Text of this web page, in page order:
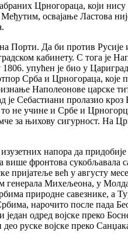
Црногораца, који
освајање Ластова
Порти. Да би против
кабинету. С тога је
упућен је био у
Срба и Црногораца,
Наполеонове царске
Себастиани пролазио
не учине и Србе и
за њихову сигурност. На
напора да
више фронтова
пријатеље већ у августу
генерала Михељеона, у
природне савезнике, а
нарочито после пада
одред војске преко
део руске војске преко